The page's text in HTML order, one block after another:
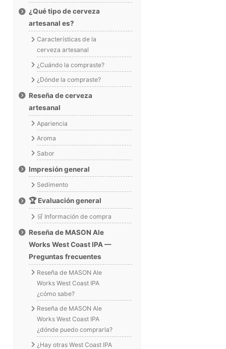
¿Qué tipo de cerveza
artesanal es?
Características de la
cerveza artesanal
¿Cuándo la compraste?
¿Dónde la compraste?
Reseña de cerveza
artesanal
Apariencia
Aroma
Sabor
Impresión general
Sedimento
🏆 Evaluación general
🛒 Información de compra
Reseña de MASON Ale
Works West Coast IPA —
Preguntas frecuentes
Reseña de MASON Ale
Works West Coast IPA
¿cómo sabe?
Reseña de MASON Ale
Works West Coast IPA
¿dónde puedo comprarla?
¿Hay otras West Coast IPA